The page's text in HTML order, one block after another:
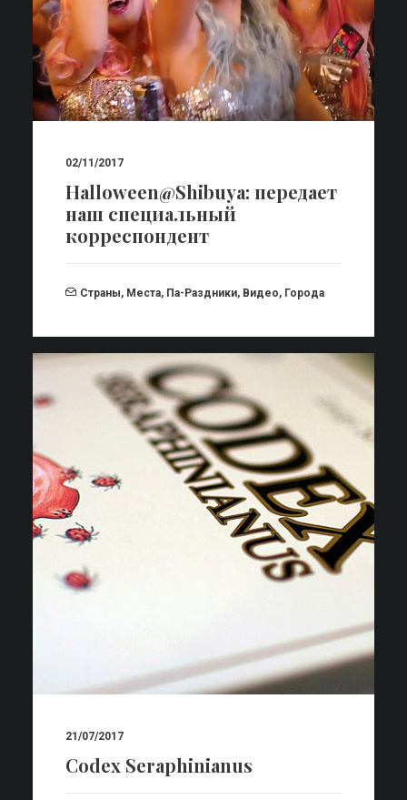
02/11/2017
Halloween@Shibuya: передает
наш специальный
корреспондент
Страны, Места, Па-Раздники, Видео, Города
21/07/2017
Codex Seraphinianus